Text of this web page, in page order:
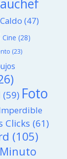
Caldo (47)
Cine (28)
(23)
(59) Foto
Clicks (61)
(105)